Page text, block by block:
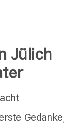
Jülich
Gedanke,